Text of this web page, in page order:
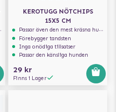
KEROTUGG NÖTCHIPS
15X5 CM
Passar även den mest kräsna hunden
Förebygger tandsten
Inga onödiga tillsatser
Passar den känsliga hunden
29 kr
Finns i Lager